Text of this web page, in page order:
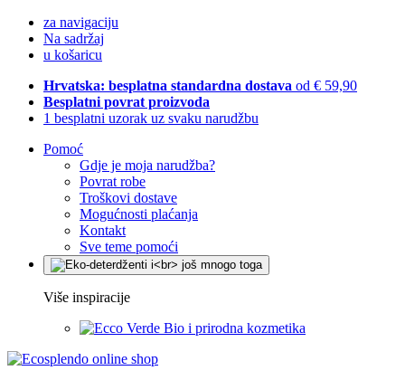
za navigaciju
Na sadržaj
u košaricu
Hrvatska: besplatna standardna dostava od € 59,90
Besplatni povrat proizvoda
1 besplatni uzorak uz svaku narudžbu
Pomoć
Gdje je moja narudžba?
Povrat robe
Troškovi dostave
Mogućnosti plaćanja
Kontakt
Sve teme pomoći
Više inspiracije
Bio i prirodna kozmetika